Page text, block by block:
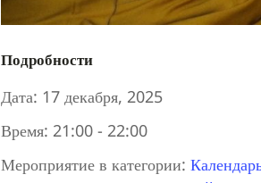
Подробности
Дата: 17 декабря, 2025
Время: 21:00 - 22:00
Мероприятие в категории: